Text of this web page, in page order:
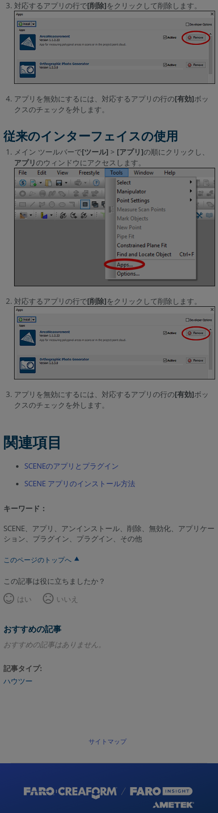
対応するアプリの行で[削除]をクリックして削除します。
アプリを無効にするには、対応するアプリの行の[有効]ボッ
クスのチェックを外します。
従来のインターフェイスの使用
メイン ツールバーで[ツール] > [アプリ]の順にクリックし、
アプリのウィンドウにアクセスします。
対応するアプリの行で[削除]をクリックして削除します。
アプリを無効にするには、対応するアプリの行の[有効]ボッ
クスのチェックを外します。
関連項目
SCENEのアプリとプラグイン
SCENE アプリのインストール方法
キーワード：
SCENE、アプリ、アンインストール、削除、無効化、アプリケー
ション、プラグイン、プラグイン、その他
このページのトップへ
この記事は役に立ちましたか？
はい
いいえ
おすすめの記事
おすすめの記事はありません。
記事タイプ
ハウツー
サイトマップ